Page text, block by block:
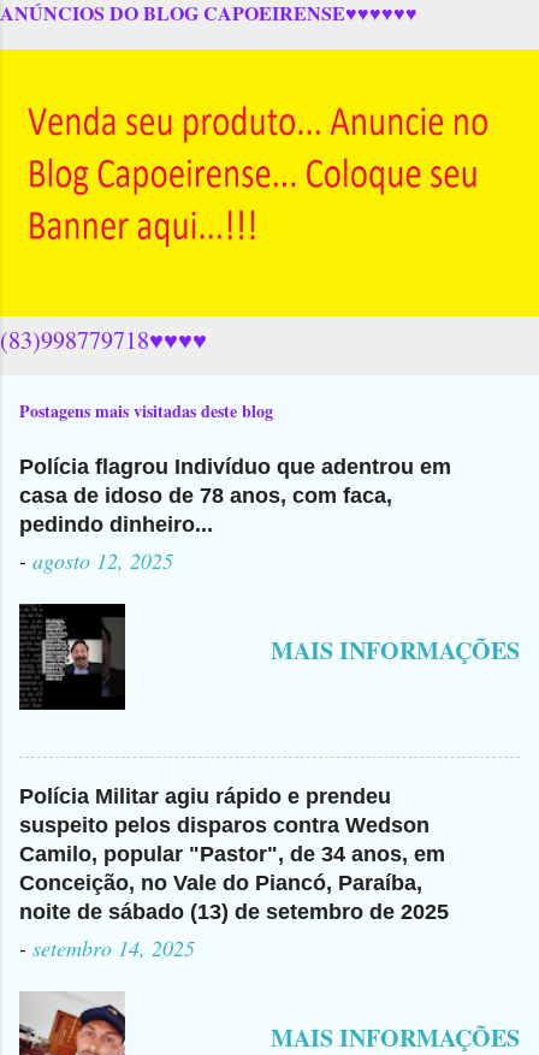
ANÚNCIOS DO BLOG CAPOEIRENSE♥♥♥♥♥♥
(83)998779718♥♥♥♥
Postagens mais visitadas deste blog
Polícia flagrou Indivíduo que adentrou em
casa de idoso de 78 anos, com faca,
pedindo dinheiro...
- agosto 12, 2025
MAIS INFORMAÇÕES
Polícia Militar agiu rápido e prendeu
suspeito pelos disparos contra Wedson
Camilo, popular "Pastor", de 34 anos, em
Conceição, no Vale do Piancó, Paraíba,
noite de sábado (13) de setembro de 2025
- setembro 14, 2025
MAIS INFORMAÇÕES